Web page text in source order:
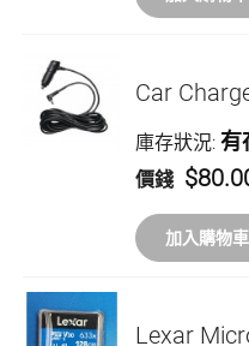
Car
庫存狀況: 有
價錢
加入購物車
Lexar